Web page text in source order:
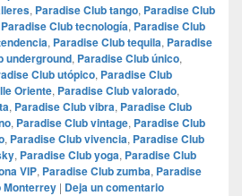
, Paradise Club tango, Paradise Club
Paradise Club tecnología, Paradise Club
, Paradise Club tequila, Paradise
underground, Paradise Club único,
Club utópico, Paradise Club
Oriente, Paradise Club valorado,
, Paradise Club vibra, Paradise Club
, Paradise Club vintage, Paradise Club
, Paradise Club vivencia, Paradise Club
, Paradise Club yoga, Paradise Club
VIP, Paradise Club zumba, Paradise
Monterrey | Deja un comentario